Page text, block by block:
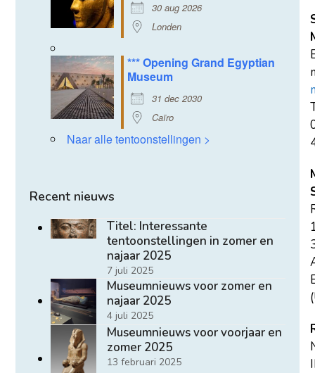
30 aug 2026
Londen
*** Opening Grand Egyptian
Museum
31 dec 2030
Caïro
Naar alle tentoonstellingen >
Recent nieuws
Titel: Interessante
tentoonstellingen in zomer en
najaar 2025
7 juli 2025
Museumnieuws voor zomer en
najaar 2025
4 juli 2025
Museumnieuws voor voorjaar en
zomer 2025
13 februari 2025